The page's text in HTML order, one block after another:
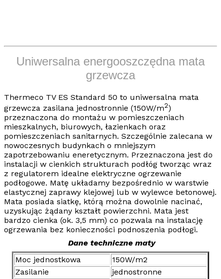
Uniwersalna energooszczędna mata
grzewcza
Thermeco TV ES Standard 50 to uniwersalna mata
grzewcza zasilana jednostronnie (150W/m2)
przeznaczona do montażu w pomieszczeniach
mieszkalnych, biurowych, łazienkach oraz
pomieszczeniach sanitarnych. Szczególnie zalecana w
nowoczesnych budynkach o mniejszym
zapotrzebowaniu eneretycznym. Przeznaczona jest do
instalacji w cienkich strukturach podłóg tworząc wraz
z regulatorem idealne elektryczne ogrzewanie
podłogowe. Matę układamy bezpośrednio w warstwie
elastycznej zaprawy klejowej lub w wylewce betonowej.
Mata posiada siatkę, którą można dowolnie nacinać,
uzyskując żądany kształt powierzchni. Mata jest
bardzo cienka (ok. 3,5 mm) co pozwala na instalację
ogrzewania bez konieczności podnoszenia podłogi.
Dane techniczne maty
Moc jednostkowa
150W/m2
Zasilanie
jednostronne